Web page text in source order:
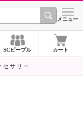
シ
メニュー
SCピープル カート
セサリー